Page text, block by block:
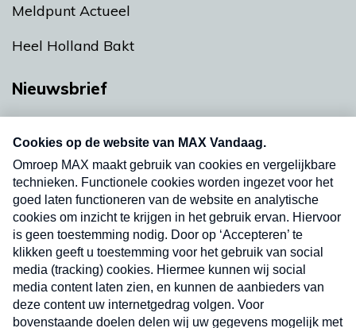
Meldpunt Actueel
Heel Holland Bakt
Nieuwsbrief
nieuwsbrief. Elke vrijdag- en dinsdagochtend in
uw mailbox.
Verzend